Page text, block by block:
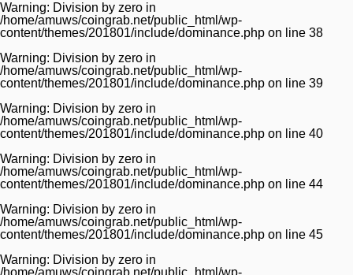
Warning: Division by zero in
/home/amuws/coingrab.net/public_html/wp-
content/themes/201801/include/dominance.php on line 38
Warning: Division by zero in
/home/amuws/coingrab.net/public_html/wp-
content/themes/201801/include/dominance.php on line 39
Warning: Division by zero in
/home/amuws/coingrab.net/public_html/wp-
content/themes/201801/include/dominance.php on line 40
Warning: Division by zero in
/home/amuws/coingrab.net/public_html/wp-
content/themes/201801/include/dominance.php on line 44
Warning: Division by zero in
/home/amuws/coingrab.net/public_html/wp-
content/themes/201801/include/dominance.php on line 45
Warning: Division by zero in
/home/amuws/coingrab.net/public_html/wp-